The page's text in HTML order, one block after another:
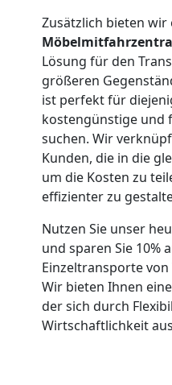
Zusätzlich bieten wir
Lösung für den
größeren
ist perfekt für
kostengünstige und
suchen. Wir
Kunden, die in die
um die Kosten zu
effizienter zu
Nutzen Sie unser
und sparen Sie 10%
Einzeltransporte
Wir bieten Ihnen
der sich durch
Wirtschaftlichkeit